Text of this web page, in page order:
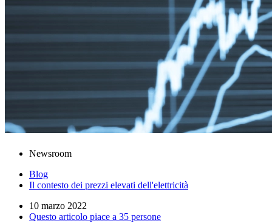
Newsroom
Blog
Il contesto dei prezzi elevati dell'elettricità
10 marzo 2022
Questo articolo piace a 35 persone